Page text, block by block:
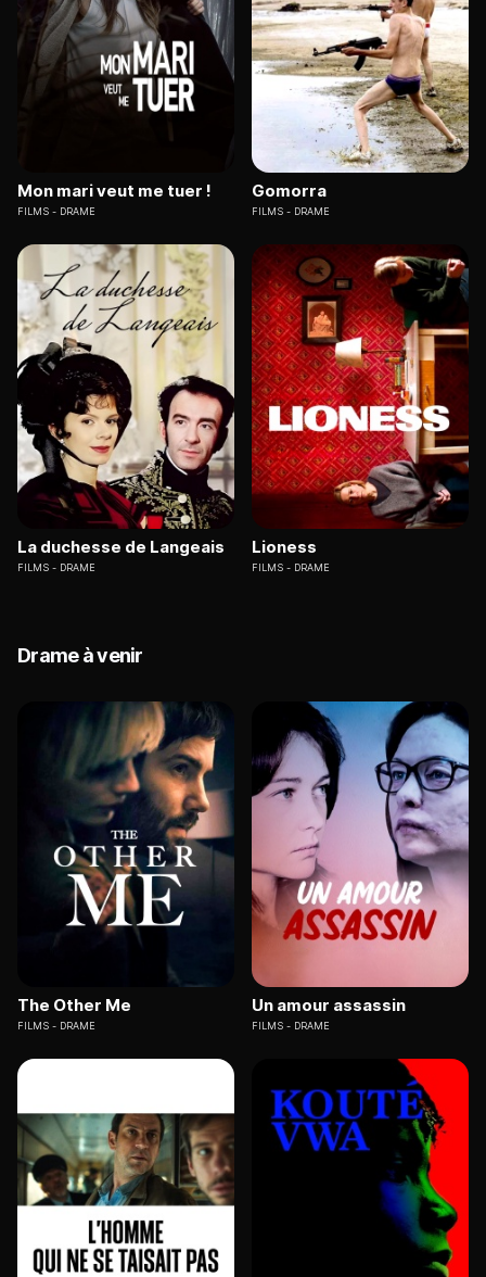
Mon mari veut me tuer !
FILMS DRAME
Gomorra
FILMS DRAME
La duchesse de Langeais
FILMS DRAME
Lioness
FILMS DRAME
Drame à venir
The Other Me
FILMS DRAME
Un amour assassin
FILMS DRAME